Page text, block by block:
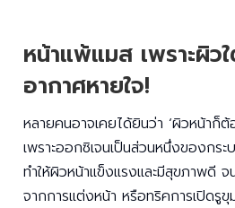
หน้าแพ้แมส เพราะผิว
อากาศหายใจ!
หลายคนอาจเคยได้ยินว่า ‘ผิวหน้าก็ต้
เพราะออกซิเจนเป็นส่วนหนึ่งของกร
ทำให้ผิวหน้าแข็งแรงและมีสุขภาพดี
จากการแต่งหน้า หรือทริคการเปิดรู